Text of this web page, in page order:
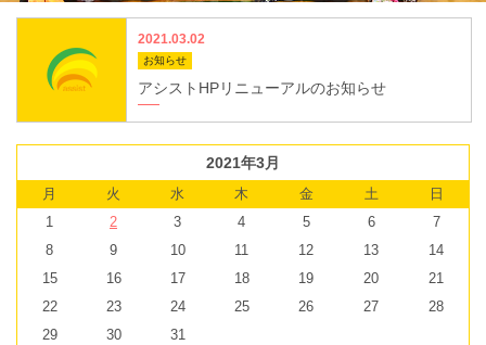
2021.03.02
お知らせ
アシストHPリニューアルのお知らせ
2021年3月
月 火 水 木 金 土 日
1 2 3 4 5 6
7
8
9 10 11 12 13
14
15
16 17 18 19 20
21
22
23 24 25 26 27
28
29
30 31